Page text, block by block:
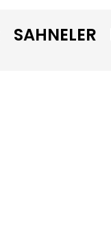
SAHNELER